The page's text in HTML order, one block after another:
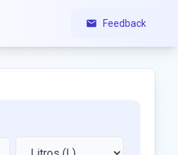
Feedback